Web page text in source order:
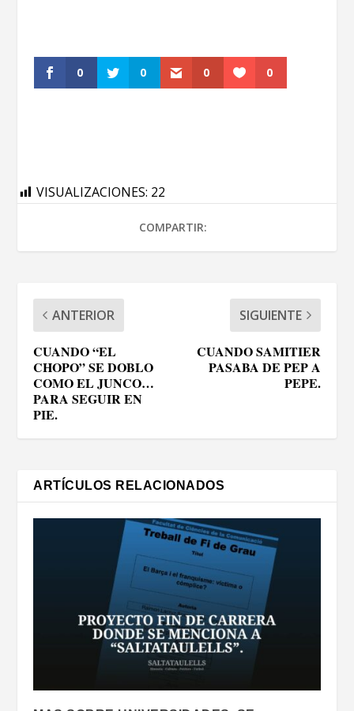
0 0 0 0
VISUALIZACIONES: 22
COMPARTIR:
ANTERIOR
CUANDO “EL
CHOPO” SE DOBLO
COMO EL JUNCO…
PARA SEGUIR EN
PIE.
SIGUIENTE
CUANDO SAMITIER
PASABA DE PEP A
PEPE.
ARTÍCULOS RELACIONADOS